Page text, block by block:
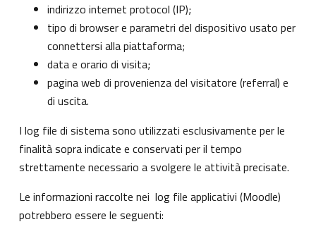
indirizzo internet protocol (IP);
tipo di browser e parametri del dispositivo usato per
connettersi alla piattaforma;
data e orario di visita;
pagina web di provenienza del visitatore (referral) e
di uscita.
I log file di sistema sono utilizzati esclusivamente per le
finalità sopra indicate e conservati per il tempo
strettamente necessario a svolgere le attività precisate.
Le informazioni raccolte nei log file applicativi (Moodle)
potrebbero essere le seguenti: